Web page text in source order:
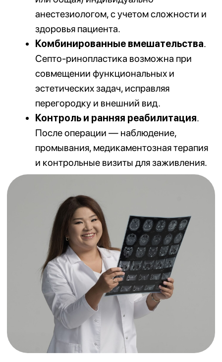
Тогузбаева
Динара Еркеновна
Кандидат медицинских наук, врач высшей
категории и ассоциированный профессор.
она сочетает практику, науку и
преподавание, создавая современные методы
диагностики и лечения ЛОР-заболеваний.
Именно под её руководством в Казахстане
первая цифровая лаборатория
по европейским стандартам и
внедрены малоинвазивные лазерные
операции, сохраняющие голос пациентам.
О КЛИНИКЕ И ОСНОВАТЕЛЬНИЦЕ